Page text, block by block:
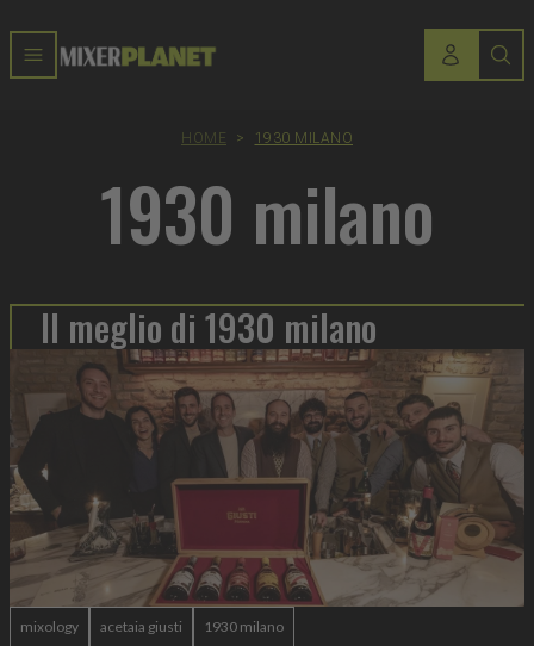
HOME > 1930 MILANO
1930 milano
Il meglio di 1930 milano
mixology acetaia giusti 1930 milano